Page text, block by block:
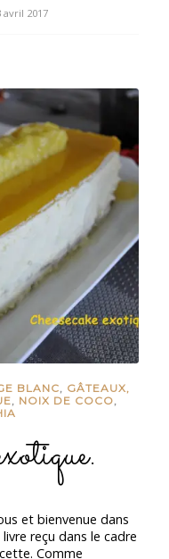
avril 2017
BLANC, GÂTEAUX,
, NOIX DE COCO,
et bienvenue dans
reçu dans le cadre
Comme